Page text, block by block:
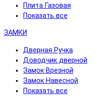
Плита Газовая
Показать все
ЗАМКИ
Дверная Ручка
Доводчик дверной
Замок Врезной
Замок Навесной
Показать все